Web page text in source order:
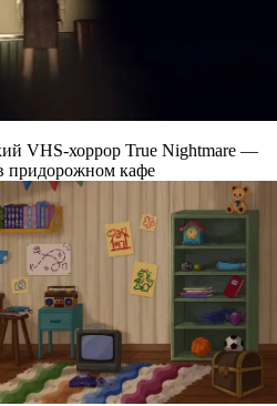
VHS-хоррор True Nightmare —
придорожном кафе